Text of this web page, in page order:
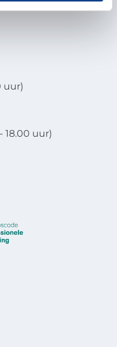
uur)
18.00 uur)